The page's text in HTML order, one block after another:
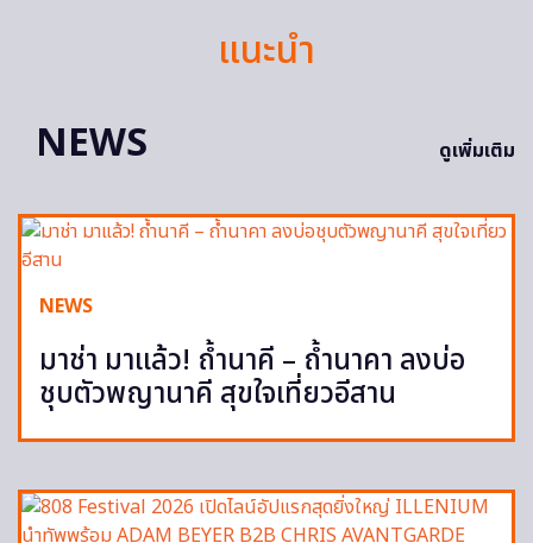
แนะนำ
NEWS
ดูเพิ่มเติม
NEWS
มาช่า มาแล้ว! ถ้ำนาคี – ถ้ำนาคา ลงบ่อ
ชุบตัวพญานาคี สุขใจเที่ยวอีสาน